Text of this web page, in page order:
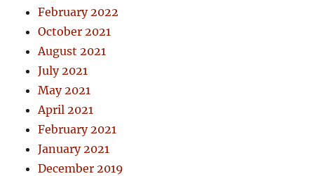
February 2022
October 2021
August 2021
July 2021
May 2021
April 2021
February 2021
January 2021
December 2019